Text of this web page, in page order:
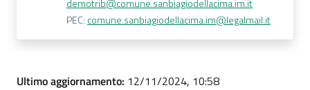
demotrib@comune.sanbiagiodellacima.im.it
PEC: comune.sanbiagiodellacima.im@legalmail.it
Ultimo aggiornamento: 12/11/2024, 10:58